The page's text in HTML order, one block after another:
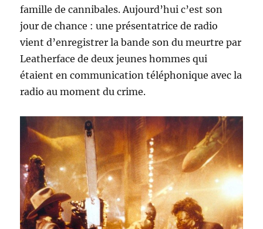
famille de cannibales. Aujourd’hui c’est son
jour de chance : une présentatrice de radio
vient d’enregistrer la bande son du meurtre par
Leatherface de deux jeunes hommes qui
étaient en communication téléphonique avec la
radio au moment du crime.